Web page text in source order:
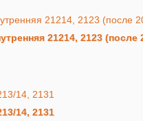
21214, 2123 (после
14, 2131